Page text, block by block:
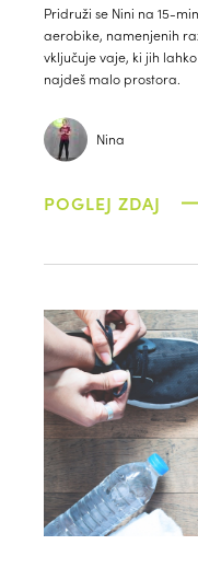
Pridruži se Nini na 15-
aerobike, namenjenih
vključuje vaje, ki jih
najdeš malo prostora.
Nina
POGLEJ ZDAJ